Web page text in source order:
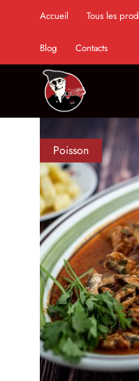
Accueil Tous les
Blog Contacts
Poisson